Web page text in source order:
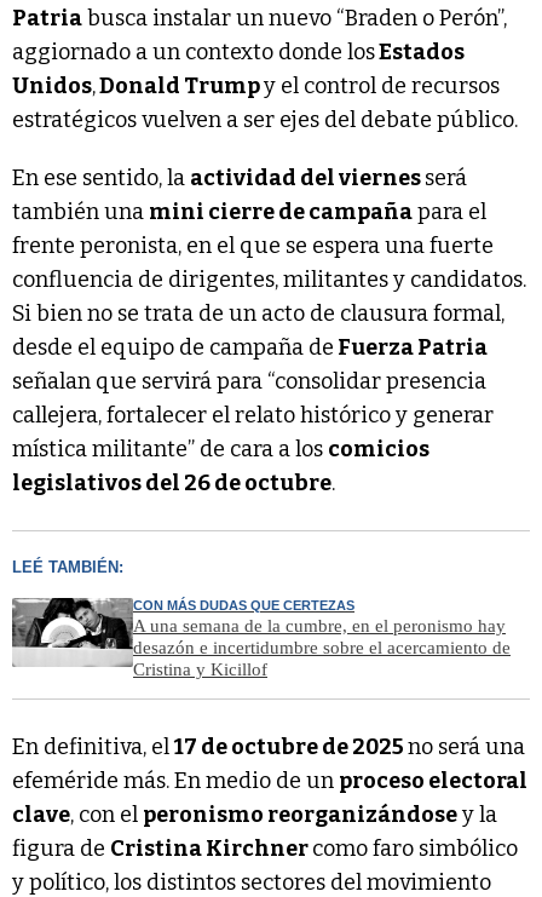
Patriabusca instalar un nuevo “Braden o Perón”,
aggiornado a un contexto donde losEstados
Unidos,Donald Trumpy el control de recursos
estratégicos vuelven a ser ejes del debate público.
En ese sentido, la actividad del viernesserá
también una mini cierre de campañapara el
frente peronista, en el que se espera una fuerte
confluencia de dirigentes, militantes y candidatos.
Si bien no se trata de un acto de clausura formal,
desde el equipo de campaña de Fuerza Patria
señalan que servirá para “consolidar presencia
callejera, fortalecer el relato histórico y generar
mística militante” de cara a los comicios
legislativos del 26 de octubre.
LEÉ TAMBIÉN:
CON MÁS DUDAS QUE CERTEZAS
A una semana de la cumbre, en el peronismo hay
desazón e incertidumbre sobre el acercamiento de
Cristina y Kicillof
En definitiva, el17 de octubre de 2025no será una
efeméride más. En medio de un proceso electoral
clave, con el peronismo reorganizándosey la
figura de Cristina Kirchnercomo faro simbólico
y político, los distintos sectores del movimiento